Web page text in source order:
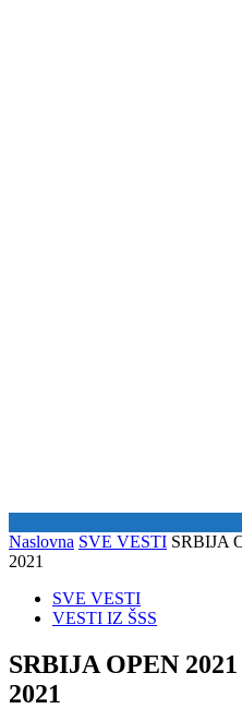
Naslovna SVE VESTI SRBIJA
2021
SVE VESTI
VESTI IZ ŠSS
SRBIJA OPEN
2021